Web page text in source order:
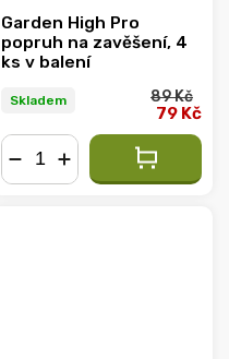
Garden High Pro
popruh na zavěšení, 4
ks v balení
Skladem 89 Kč
79 Kč